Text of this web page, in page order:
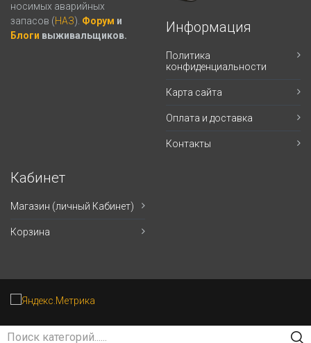
носимых аварийных
запасов (НАЗ). Форум и
Блоги выживальщиков.
Информация
Политика
конфиденциальности
Карта сайта
Оплата и доставка
Контакты
Кабинет
Магазин (личный Кабинет)
Корзина